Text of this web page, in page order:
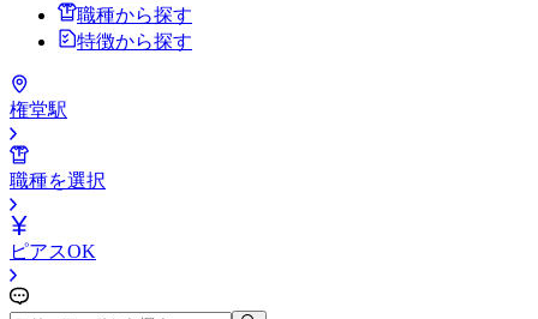
職種から探す
特徴から探す
権堂駅
職種を選択
ピアスOK